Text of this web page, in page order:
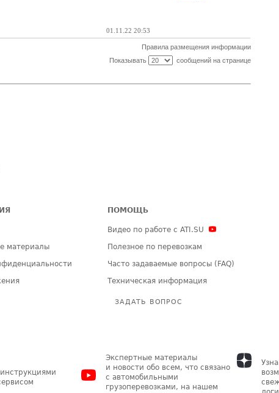
01.11.22 20:53
Правила размещения информации
Показывать
сообщений на странице
материалы
ПОМОЩЬ
Видео по работе с ATI.SU
Полезное по перевозкам
Часто задаваемые вопросы (FAQ)
Техническая информация
ЗАДАТЬ ВОПРОС
Экспертные материалы
и новости обо всем, что связано
с автомобильными
грузоперевозками, на нашем